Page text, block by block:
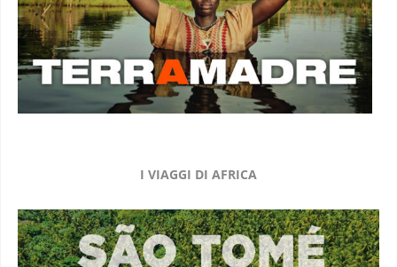
I VIAGGI DI AFRICA